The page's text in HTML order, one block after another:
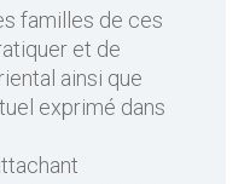
familles de ces
et de
ainsi que
exprimé dans